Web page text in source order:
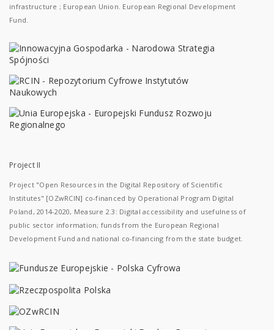
infrastructure ; European Union. European Regional Development
Fund.
Project II
Project "Open Resources in the Digital Repository of Scientific
Institutes" [OZwRCIN] co-financed by Operational Program Digital
Poland, 2014-2020, Measure 2.3: Digital accessibility and usefulness of
public sector information; funds from the European Regional
Development Fund and national co-financing from the state budget.